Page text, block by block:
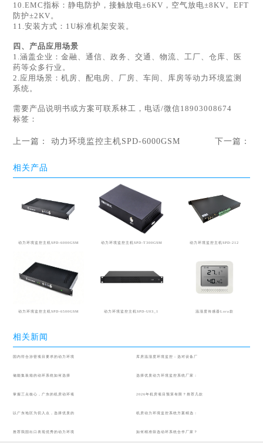
10.EMC指标：静电防护，接触放电±6KV，空气放电±8KV。EFT
防护±2KV。
11.安装方式：1U标准机架安装。
四、产品应用场景
1.涵盖企业：金融、通信、政务、交通、物流、工厂、仓库、医
药等众多行业。
2.应用场景：机房、配电房、厂房、车间、库房等动力环境监测
系统。
需要产品说明书或方案可联系林工，电话/微信18903008674
标签：
上一篇：动力环境监控主机SPD-6000GSM 下一篇：
相关产品
动力环境监控主机SPD-6000GSM 动力环境监控主机SPD-T300GSM 动力环境监控主机SPD-212
动力环境监控主机SPD-6500GSM 动力环境监控主机SPD-U03_1 温湿度传感器Lora款
相关新闻
国内符合涉密项目要求的动力环境 库房温湿度环境监控：选对设备厂
储能集装箱的动环系统如何选择 选择优质动力环境监控系统厂家：
掌握三点核心，广东的机房动环项 2026年机房项目预算有限？推荐几款
以广东地区为切入点，选择优质的 机房动力环境监控系统方案精选：
推荐我国出口表现优秀的动力环境 如何精准筛选动环系统合作厂家？